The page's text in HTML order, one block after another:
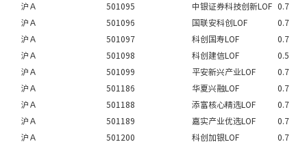
沪Ａ
501095 中银证券科技创新LOF
0.7
沪Ａ
501096 国联安科创LOF
0.7
沪Ａ
501097 科创国寿LOF
0.7
沪Ａ
501098 科创建信LOF
0.5
沪Ａ
501099 平安新兴产业LOF
0.7
沪Ａ
501186 华夏兴融LOF
0.7
沪Ａ
501188 添富核心精选LOF
0.7
沪Ａ
501189 嘉实产业优选LOF
0.7
沪Ａ
501200 科创加银LOF
0.7